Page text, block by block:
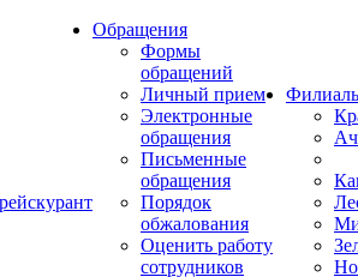
Обращения
Формы
обращений
Личный прием
Электронные
обращения
Письменные
обращения
Порядок
обжалования
Оценить работу
сотрудников